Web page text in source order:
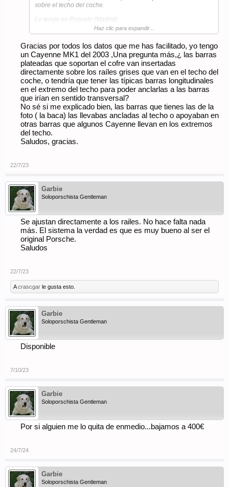
sobre el techo del coche.
Lo tengo en Pozuelo (Madrid)
Saludos
Haz clic para expandir...
Gracias por todos los datos que me has facilitado, yo tengo
un Cayenne MK1 del 2003 ,Una pregunta más,¿ las barras
plateadas que soportan el cofre van insertadas
directamente sobre los raíles grises que van en el techo del
coche, o tendría que tener las típicas barras longitudinales
en el extremo del techo para poder anclarlas a las barras
que irían en sentido transversal?
No sé si me explicado bien, las barras que tienes las de la
foto ( la baca) las llevabas ancladas al techo o apoyaban en
otras barras que algunos Cayenne llevan en los extremos
del techo.
Saludos, gracias.
22/7/23
Garbie
Soloporschista Gentleman
Se ajustan directamente a los railes. No hace falta nada
más. El sistema la verdad es que es muy bueno al ser el
original Porsche.
Saludos
22/7/23
Acrascgar le gusta esto.
Garbie
Soloporschista Gentleman
Disponible
7/10/23
Garbie
Soloporschista Gentleman
Por si alguien me lo quita de enmedio...bajamos a 400€
24/7/24
Garbie
Soloporschista Gentleman